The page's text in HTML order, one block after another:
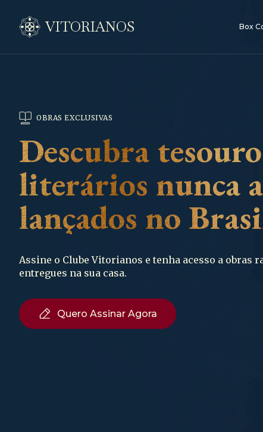
VITORIANOS Box
OBRAS EXCLUSIVAS
Descubra
literários nunca
lançados no
Assine o Clube Vitorianos e tenha acesso a obras
entregues na sua casa.
Quero Assinar Agora